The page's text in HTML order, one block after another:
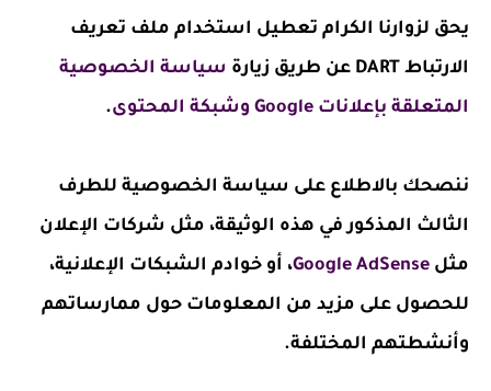
يحق لزوارنا الكرام تعطيل استخدام ملف تعريف
الارتباط DART عن طريق زيارة
سياسة الخصوصية
المتعلقة بإعلانات Google وشبكة المحتوى
.
ننصحك بالاطلاع على سياسة الخصوصية للطرف
الثالث المذكور في هذه الوثيقة، مثل شركات الإعلان
مثل Google AdSense، أو خوادم الشبكات الإعلانية،
للحصول على مزيد من المعلومات حول ممارساتهم
وأنشطتهم المختلفة.